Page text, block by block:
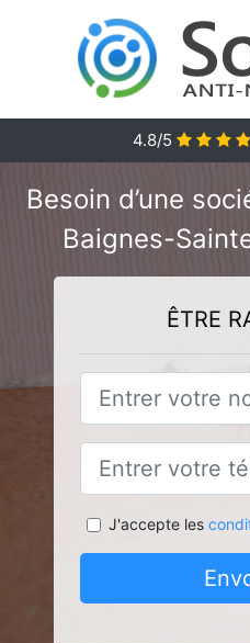
4.8/5
Besoin d’une
Baignes-
ÊTRE
J'accepte les